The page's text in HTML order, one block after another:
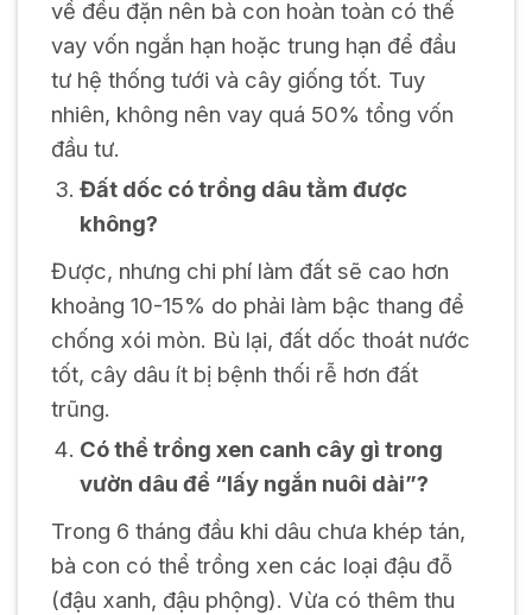
về đều đặn nên bà con hoàn toàn có thể
vay vốn ngắn hạn hoặc trung hạn để đầu
tư hệ thống tưới và cây giống tốt. Tuy
nhiên, không nên vay quá 50% tổng vốn
đầu tư.
Đất dốc có trồng dâu tằm được
không?
Được, nhưng chi phí làm đất sẽ cao hơn
khoảng 10-15% do phải làm bậc thang để
chống xói mòn. Bù lại, đất dốc thoát nước
tốt, cây dâu ít bị bệnh thối rễ hơn đất
trũng.
Có thể trồng xen canh cây gì trong
vườn dâu để “lấy ngắn nuôi dài”?
Trong 6 tháng đầu khi dâu chưa khép tán,
bà con có thể trồng xen các loại đậu đỗ
(đậu xanh, đậu phộng). Vừa có thêm thu